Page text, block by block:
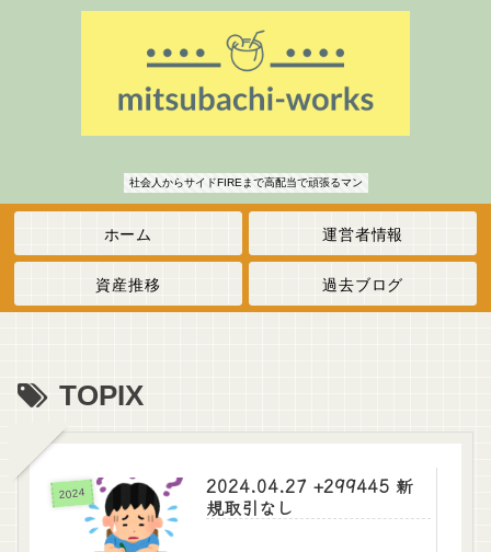
社会人からサイドFIREまで高配当で頑張るマン
ホーム 運営者情報
資産推移 過去ブログ
TOPIX
2024
2024.04.27 +299445 新
規取引なし